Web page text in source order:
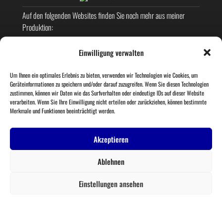
Einwilligung verwalten
Um Ihnen ein optimales Erlebnis zu bieten, verwenden wir Technologien wie Cookies, um
Geräteinformationen zu speichern und/oder darauf zuzugreifen. Wenn Sie diesen Technologien
zustimmen, können wir Daten wie das Surfverhalten oder eindeutige IDs auf dieser Website
verarbeiten. Wenn Sie Ihre Einwilligung nicht erteilen oder zurückziehen, können bestimmte
Merkmale und Funktionen beeinträchtigt werden.
Akzeptieren
Ablehnen
Einstellungen ansehen
Auf den folgenden Websites finden Sie noch mehr aus meiner
Produktion:
LETTERING
AMBIGRAMME
MEIN SCI-FI-FANTASY-ROMAN